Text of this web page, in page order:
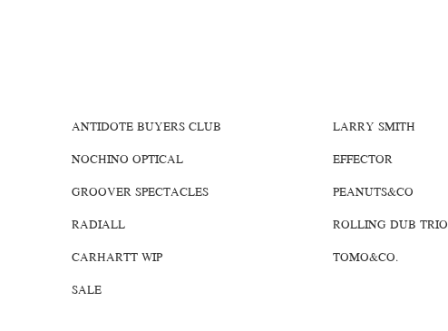
ANTIDOTE BUYERS CLUB
NOCHINO OPTICAL
GROOVER SPECTACLES
RADIALL
CARHARTT WIP
SALE
LARRY SMITH
EFFECTOR
PEANUTS&CO
ROLLING DUB TRIO
TOMO&CO.